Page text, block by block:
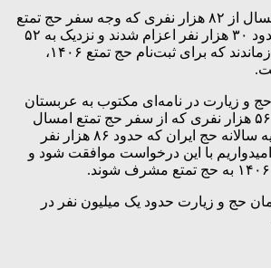
او یادآور شد: در حج امسال از ۸۲ هزار نفری که وجه سفر حج تمتع
را واریز کرده بودند، حدود ۳۰ هزار نفر اعزام شدند و نزدیک به ۵۲
هزار نفر از این سفر بازماندند که برای ثبت‌نام حج تمتع ۱۴۰۶،
و زیارت در نامه‌ای مکتوب به عربستان
درخواست داده که آن ۵۶ هزار نفری که از سفر حج تمتع امسال
محروم شدند، به سهمیه سالانه حج ایران که حدود ۸۶ هزار نفر
با این درخواست موافقت شود و
حج و زیارت حدود یک میلیون نفر در